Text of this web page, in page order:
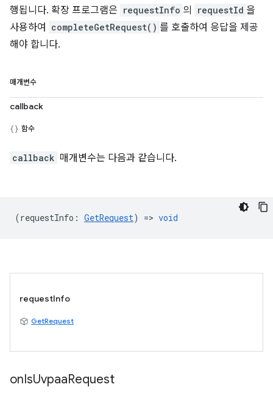
행됩니다. 확장 프로그램은 requestInfo 의 requestId 을
사용하여
completeGetRequest() 를 호출하여 응답을 제공
해야 합니다.
매개변수
callback
함수
callback 매개변수는 다음과 같습니다.
(requestInfo : GetRequest) => void
requestInfo
GetRequest
onIsUvpaaRequest